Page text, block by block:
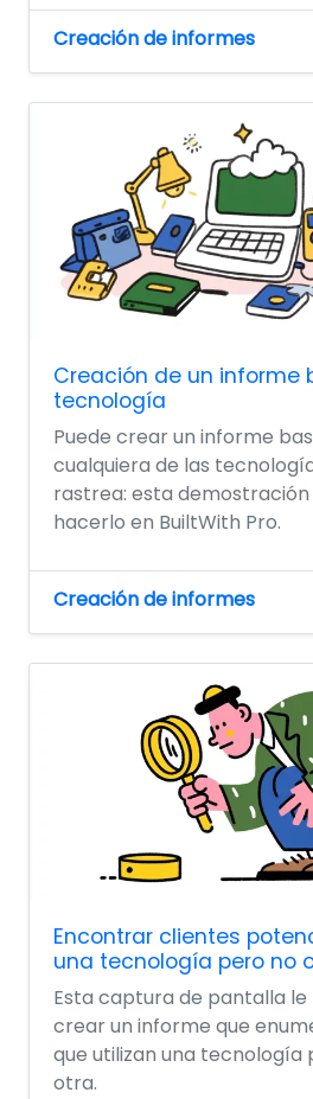
Creación de informes
Creación de un informe
tecnología
Puede crear un informe
cualquiera de las
rastrea: esta
hacerlo en BuiltWith Pro.
Creación de informes
Encontrar clientes
una tecnología pero no
Esta captura de pantalla
crear un informe que
que utilizan una
otra.